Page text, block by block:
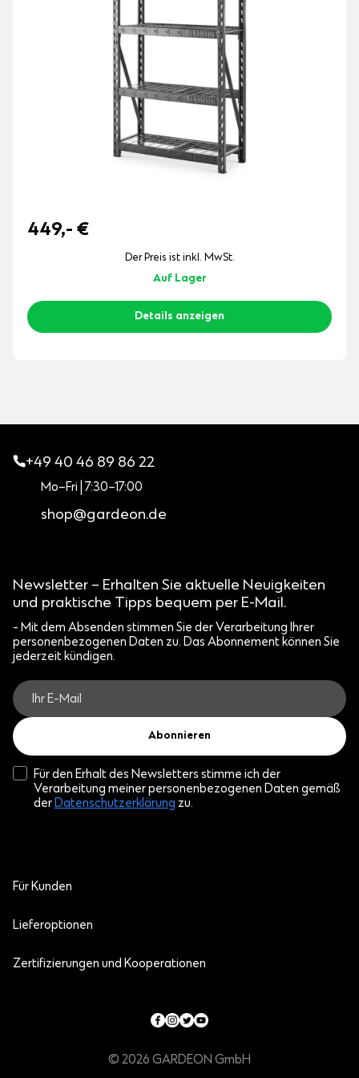
449,- €
Der Preis ist inkl. MwSt.
Auf Lager
Details anzeigen
+49 40 46 89 86 22
Mo–Fri | 7:30–17:00
shop@gardeon.de
Newsletter – Erhalten Sie aktuelle Neuigkeiten
und praktische Tipps bequem per E-Mail.
- Mit dem Absenden stimmen Sie der Verarbeitung Ihrer
personenbezogenen Daten zu. Das Abonnement können Sie
jederzeit kündigen.
Abonnieren
Für den Erhalt des Newsletters stimme ich der
Verarbeitung meiner personenbezogenen Daten gemäß
der Datenschutzerklärung zu.
Für Kunden
Zertifizierungen und Kooperationen
Lieferoptionen
© 2026 GARDEON GmbH